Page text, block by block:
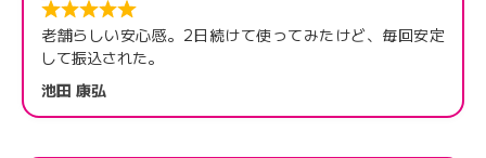
老舗らしい安心感。2日続けて使ってみたけど、毎回安定
して振込された。
池田 康弘